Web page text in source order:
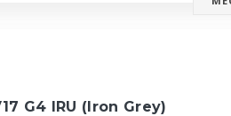
G4 IRU (Iron Grey)